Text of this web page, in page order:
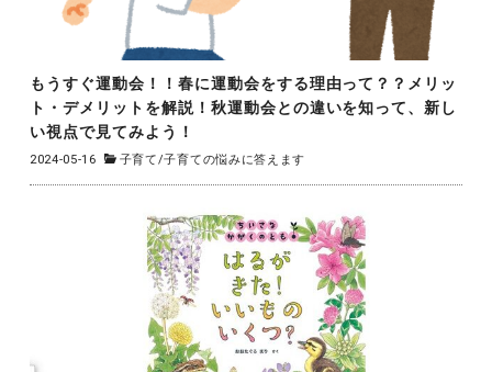
もうすぐ運動会！！春に運動会をする理由って？？メリッ
ト・デメリットを解説！秋運動会との違いを知って、新し
い視点で見てみよう！
2024-05-16 子育て/子育ての悩みに答えます